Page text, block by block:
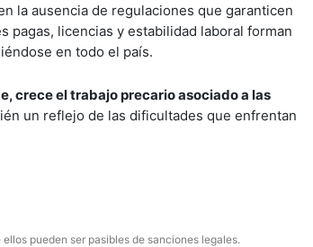
la ausencia de regulaciones que garanticen
pagas, licencias y estabilidad laboral forman
en todo el país.
crece el trabajo precario asociado a las
un reflejo de las dificultades que enfrentan
pueden ser pasibles de sanciones legales.